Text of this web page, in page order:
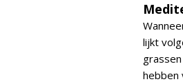
lijkt
hebben